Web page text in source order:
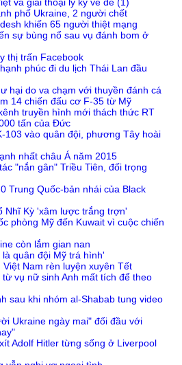
phố Ukraine, 2 người chết
khiến 65 người thiệt mạng
sự bùng nổ sau vụ đánh bom ở
thị trấn Facebook
phúc đi du lịch Thái Lan đầu
hại do va chạm với thuyền đánh cá
14 chiến đấu cơ F-35 từ Mỹ
truyền hình mới thách thức RT
tấn của Đức
103 vào quân đội, phương Tây hoài
nhất châu Á năm 2015
"nắn gân" Triều Tiên, đối trọng
Trung Quốc-bản nhái của Black
Nhĩ Kỳ 'xâm lược trắng trợn'
phòng Mỹ đến Kuwait vì cuộc chiến
còn lắm gian nan
quân đội Mỹ trá hình'
Nam rèn luyện xuyên Tết
vụ nữ sinh Anh mất tích để theo
sau khi nhóm al-Shabab tung video
Ukraine ngày mai" đối đầu với
Adolf Hitler từng sống ở Liverpool